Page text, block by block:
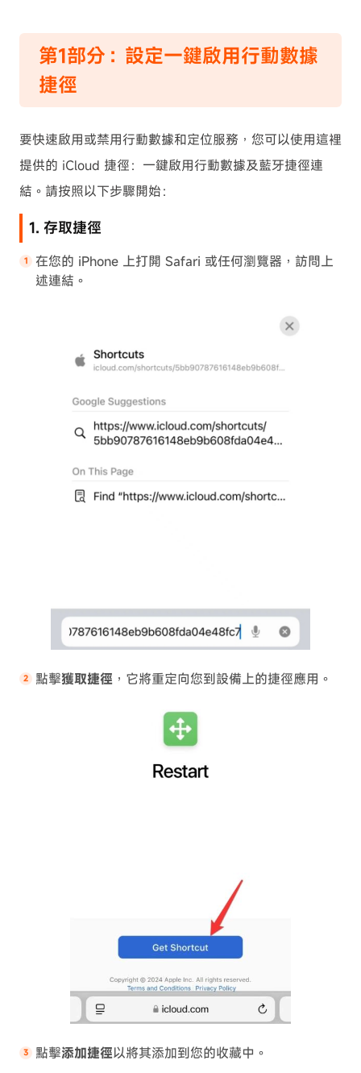
第1部分：設定一鍵啟用行動數據
捷徑
要快速啟用或禁用行動數據和定位服務，您可以使用這裡
提供的 iCloud 捷徑： 一鍵啟用行動數據及藍牙捷徑連
結 。請按照以下步驟開始：
1. 存取捷徑
在您的 iPhone 上打開 Safari 或任何瀏覽器，訪問上
述連結。
點擊獲取捷徑 ，它將重定向您到設備上的捷徑應用。
點擊添加捷徑以將其添加到您的收藏中。